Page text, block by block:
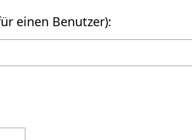
einen Benutzer):